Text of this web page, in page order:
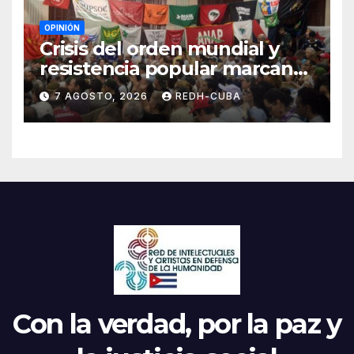
OPINIÓN
Crisis del orden mundial y
resistencia popular marcan
el inicio de la IV Asamblea
Continental de ALBA
Movimientos en Cuba
7 AGOSTO, 2026 REDH-CUBA
Con la verdad, por la paz y